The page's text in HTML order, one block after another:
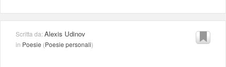
Scritta da:Alexis Udinov
in Poesie (Poesie personali)